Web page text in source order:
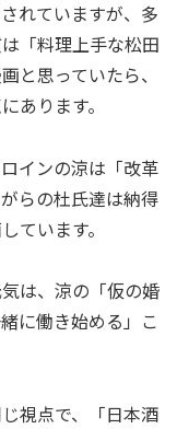
れていますが、多
「料理上手な松田
と思っていたら、
あります。
インの涼は「改革
らの杜氏達は納得
ています。
は、涼の「仮の婚
に働き始める」こ
視点で、「日本酒